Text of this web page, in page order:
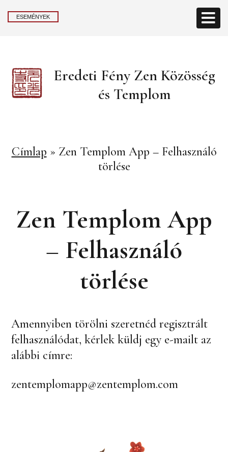
ESEMÉNYEK
Eredeti Fény Zen Közösség
és Templom
Címlap » Zen Templom App – Felhasználó
törlése
Zen Templom App
– Felhasználó
törlése
Amennyiben törölni szeretnéd regisztrált
felhasználódat, kérlek küldj egy e-mailt az
alábbi címre:
zentemplomapp@zentemplom.com